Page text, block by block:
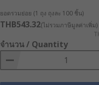
ยอดรวมย่อย (1 ถุง ถุงละ 100 ชิ้น)
THB543.32(ไม่รวมภาษีมูลค่าเพิ่ม)
จำนวน / Quantity